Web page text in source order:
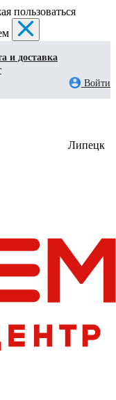
пользоваться
и доставка
Войти
Липецк